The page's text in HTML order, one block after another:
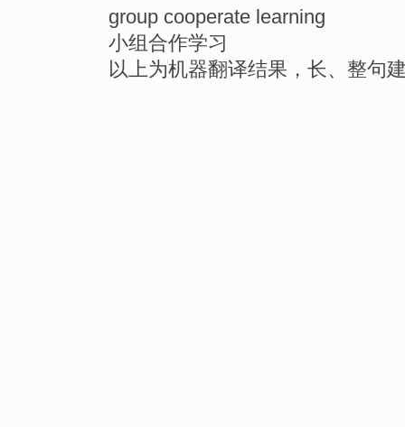
group cooperate learning
小组合作学习
以上为机器翻译结果，长、整句